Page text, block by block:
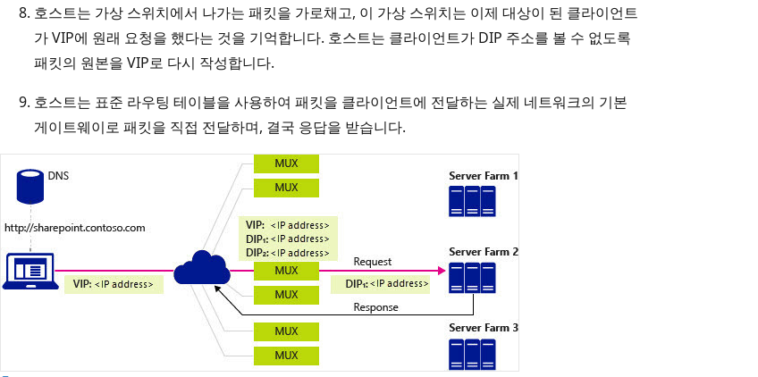
호스트는 가상 스위치에서 나가는 패킷을 가로채고, 이 가상 스위치는 이제 대상이 된 클라이언트
가 VIP에 원래 요청을 했다는 것을 기억합니다. 호스트는 클라이언트가 DIP 주소를 볼 수 없도록
패킷의 원본을 VIP로 다시 작성합니다.
호스트는 표준 라우팅 테이블을 사용하여 패킷을 클라이언트에 전달하는 실제 네트워크의 기본
게이트웨이로 패킷을 직접 전달하며, 결국 응답을 받습니다.